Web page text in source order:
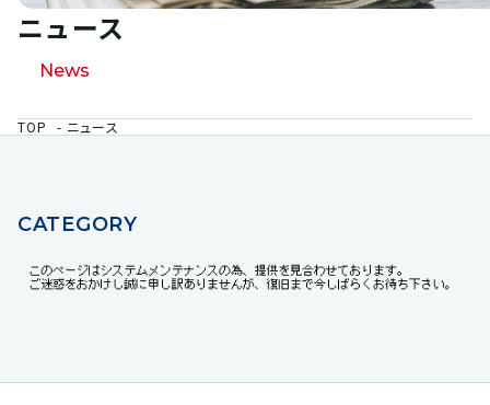
ニュース
News
TOP ニュース
CATEGORY